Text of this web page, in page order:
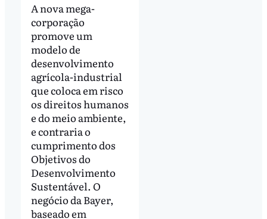
A nova mega-
corporação
promove um
modelo de
desenvolvimento
agrícola-industrial
que coloca em risco
os direitos humanos
e do meio ambiente,
e contraria o
cumprimento dos
Objetivos do
Desenvolvimento
Sustentável. O
negócio da Bayer,
baseado em